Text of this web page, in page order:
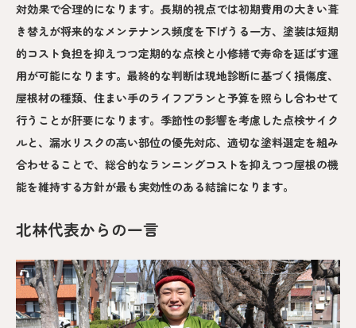
対効果で合理的になります。長期的視点では初期費用の大きい葺
き替えが将来的なメンテナンス頻度を下げうる一方、塗装は短期
的コスト負担を抑えつつ定期的な点検と小修繕で寿命を延ばす運
用が可能になります。最終的な判断は現地診断に基づく損傷度、
屋根材の種類、住まい手のライフプランと予算を照らし合わせて
行うことが肝要になります。季節性の影響を考慮した点検サイク
ルと、漏水リスクの高い部位の優先対応、適切な塗料選定を組み
合わせることで、総合的なランニングコストを抑えつつ屋根の機
能を維持する方針が最も実効性のある結論になります。
北林代表からの一言